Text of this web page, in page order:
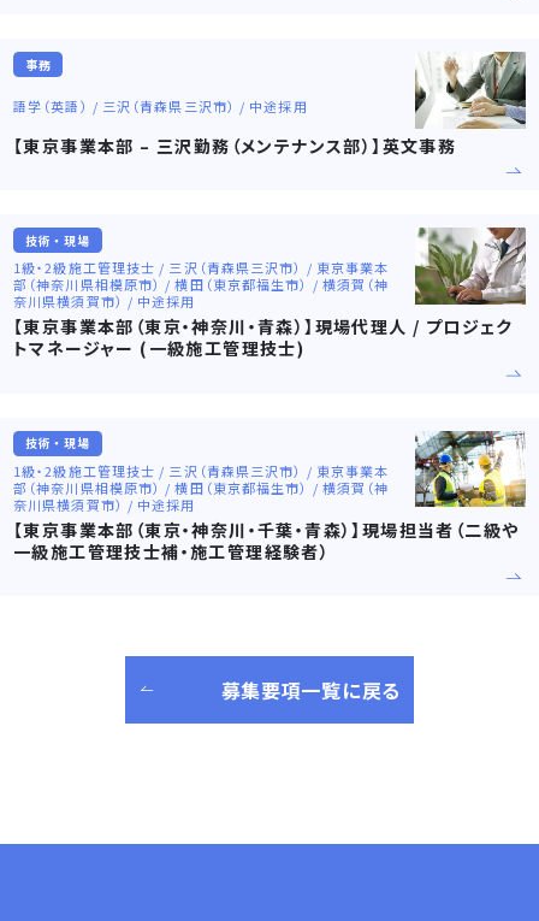
事務
語学（英語） / 三沢（青森県三沢市） / 中途採用
【東京事業本部 – 三沢勤務（メンテナンス部）】英文事務
技術・現場
1級・2級施工管理技士 / 三沢（青森県三沢市） / 東京事業本
部（神奈川県相模原市） / 横田（東京都福生市） / 横須賀（神
奈川県横須賀市） / 中途採用
【東京事業本部（東京・神奈川・青森）】現場代理人 / プロジェク
トマネージャー (一級施工管理技士)
技術・現場
1級・2級施工管理技士 / 三沢（青森県三沢市） / 東京事業本
部（神奈川県相模原市） / 横田（東京都福生市） / 横須賀（神
奈川県横須賀市） / 中途採用
【東京事業本部（東京・神奈川・千葉・青森）】現場担当者（二級や
一級施工管理技士補・施工管理経験者）
募集要項一覧に戻る